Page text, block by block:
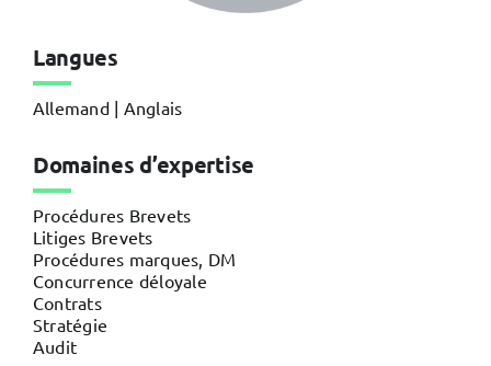
Langues
Allemand | Anglais
Domaines d’expertise
Procédures Brevets
Litiges Brevets
Procédures marques, DM
Concurrence déloyale
Contrats
Stratégie
Audit